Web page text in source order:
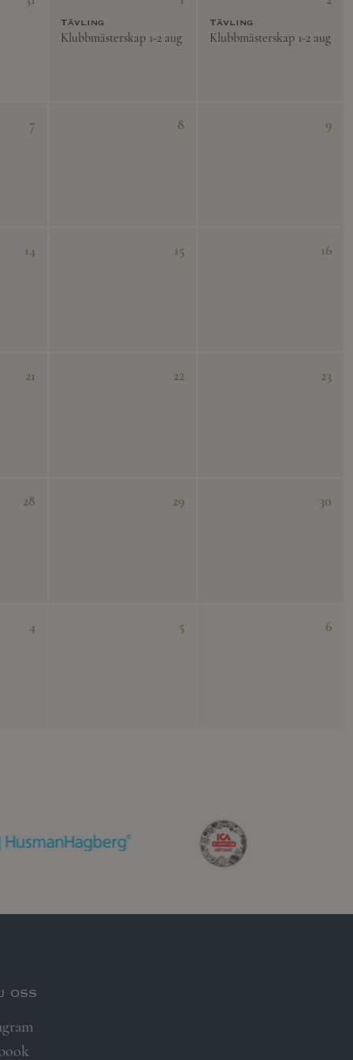
Tävling
Klubbmästerskap 1-2 aug
Tävling
Klubbmästerskap 1-2 aug
7 8 9
14 15 16
21 22 23
28 29 30
4 5 6
oss